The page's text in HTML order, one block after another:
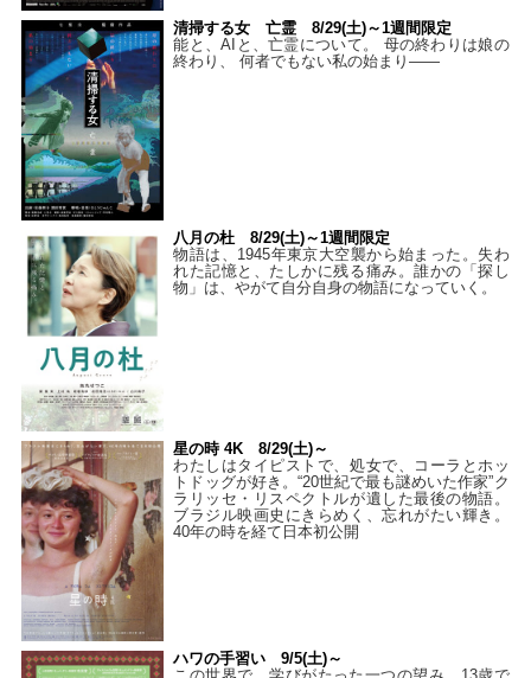
清掃する女 亡霊 8/29(土)～1週間限定
能と、AIと、亡霊について。 母の終わりは娘の
終わり、 何者でもない私の始まり――
八月の杜 8/29(土)～1週間限定
物語は、1945年東京大空襲から始まった。失わ
れた記憶と、たしかに残る痛み。誰かの「探し
物」は、やがて自分自身の物語になっていく。
星の時 4K 8/29(土)～
わたしはタイピストで、処⼥で、コーラとホッ
トドッグが好き。“20世紀で最も謎めいた作家”ク
ラリッセ・リスペクトルが遺した最後の物語。
ブラジル映画史にきらめく、忘れがたい輝き。
40年の時を経て⽇本初公開
ハワの手習い 9/5(土)～